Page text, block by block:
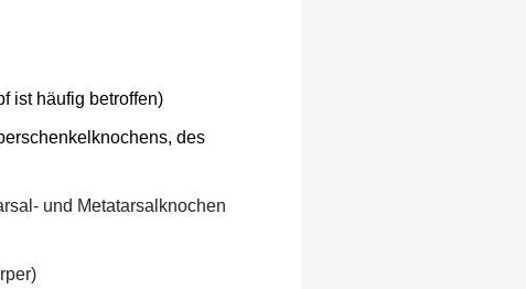
ist häufig betroffen)
des
und Metatarsalknochen